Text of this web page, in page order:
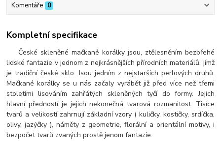
Komentáře 0
Kompletní specifikace
České skleněné mačkané korálky jsou, ztělesněním bezbřehé
lidské fantazie v jednom z nejkrásnějších přírodních materiálů, jímž
je tradiční české sklo. Jsou jedním z nejstarších perlových druhů.
Mačkané korálky se u nás začaly vyrábět již před více než třemi
stoletími lisováním zahřátých skleněných tyčí do formy. Jejich
hlavní předností je jejich nekonečná tvarová rozmanitost. Tisíce
tvarů a velikostí zahrnují základní vzory ( kuličky, kostičky, srdíčka,
olivy, jazýčky ), náměty z geometrie, florální a orientální motivy, i
bezpočet tvarů zvaných prostě jenom fantazie.